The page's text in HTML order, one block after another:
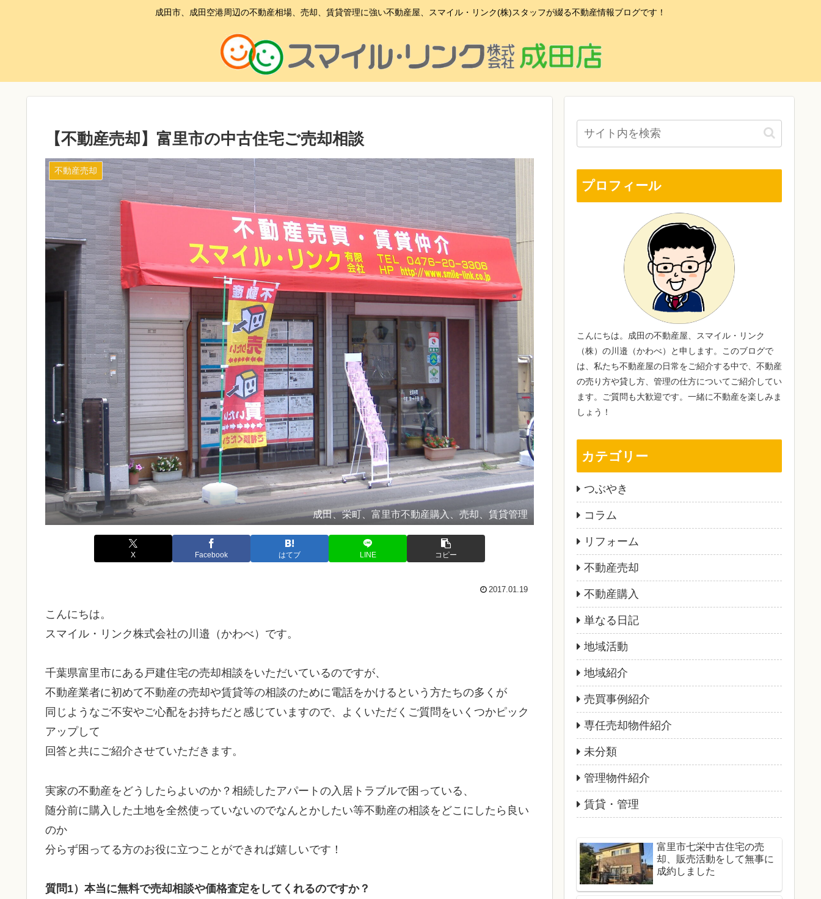
成田市、成田空港周辺の不動産相場、売却、賃貸管理に強い不動産屋、スマイル・リンク(株)スタッフが綴る不動産情報ブログです！
【不動産売却】富里市の中古住宅ご売却相談
不動産売却
成田、栄町、富里市不動産購入、売却、賃貸管理
X Facebook はてブ LINE コピー
2017.01.19
こんにちは。
スマイル・リンク株式会社の川邉（かわべ）です。
千葉県富里市にある戸建住宅の売却相談をいただいているのですが、
不動産業者に初めて不動産の売却や賃貸等の相談のために電話をかけるという方たちの多くが
同じようなご不安やご心配をお持ちだと感じていますので、よくいただくご質問をいくつかピック
アップして
回答と共にご紹介させていただきます。
実家の不動産をどうしたらよいのか？相続したアパートの入居トラブルで困っている、
随分前に購入した土地を全然使っていないのでなんとかしたい等不動産の相談をどこにしたら良い
のか
分らず困ってる方のお役に立つことができれば嬉しいです！
質問1）本当に無料で売却相談や価格査定をしてくれるのですか？
プロフィール
こんにちは。成田の不動産屋、スマイル・リンク
（株）の川邉（かわべ）と申します。このブログで
は、私たち不動産屋の日常をご紹介する中で、不動産
の売り方や貸し方、管理の仕方についてご紹介してい
ます。ご質問も大歓迎です。一緒に不動産を楽しみま
しょう！
カテゴリー
つぶやき
コラム
リフォーム
不動産売却
不動産購入
単なる日記
地域活動
地域紹介
売買事例紹介
専任売却物件紹介
未分類
管理物件紹介
賃貸・管理
富里市七栄中古住宅の売
却、販売活動をして無事に
成約しました